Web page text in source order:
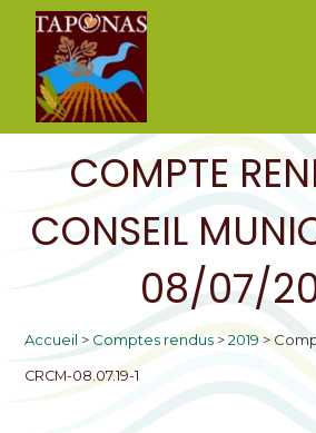
COMPTE
CONSEIL
08/07/
Accueil > Comptes rendus >2019 >
CRCM-08.07.19-1